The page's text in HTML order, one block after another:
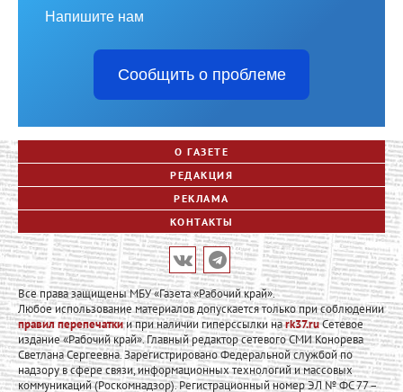
Напишите нам
Сообщить о проблеме
О ГАЗЕТЕ
РЕДАКЦИЯ
РЕКЛАМА
КОНТАКТЫ
Все права защищены МБУ «Газета «Рабочий край».
Любое использование материалов допускается только при соблюдении
правил перепечаткии при наличии гиперссылки наrk37.ruСетевое
издание «Рабочий край». Главный редактор сетевого СМИ Конорева
Светлана Сергеевна. Зарегистрировано Федеральной службой по
надзору в сфере связи, информационных технологий и массовых
коммуникаций (Роскомнадзор). Регистрационный номер ЭЛ № ФС 77 –